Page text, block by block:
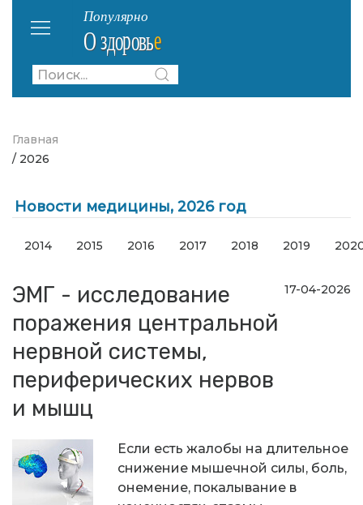
Главная
/ 2026
Новости медицины, 2026 год
2014 2015 2016 2017 2018 2019
ЭМГ - исследование
поражения центральной
нервной системы,
периферических нервов
и мышц
17-04-2026
Если есть жалобы на длительное
снижение мышечной силы, боль,
онемение, покалывание в